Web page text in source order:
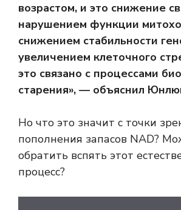
возрастом, и это снижение
нарушением функции
снижением стабильности
увеличением клеточного
это связано с процессами
старения», — объяснил
Но что это значит с точки
пополнения запасов NAD?
обратить вспять этот
процесс?